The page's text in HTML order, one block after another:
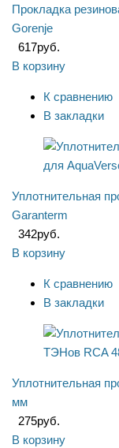
Прокладка
Gorenje
617руб.
В корзину
К сравнению
В закладки
Уплотнительная
Garanterm
342руб.
В корзину
К сравнению
В закладки
Уплотнительная
мм
275руб.
В корзину